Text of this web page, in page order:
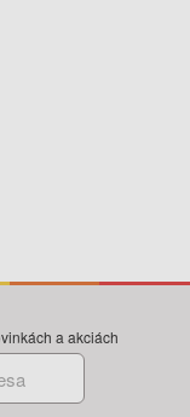
a akciách